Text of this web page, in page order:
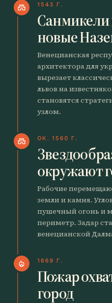
castle 1543 Г.
Санмикели
новые
Венецианская
архитектора для
вырезает
львов на
становятся
узлом.
castle ОК. 1560 Г.
окружают
Рабочие
земли и камня.
пушечный огонь и
периметр. Задар
венецианской
local_fire_department 1669 Г.
Пожар
город